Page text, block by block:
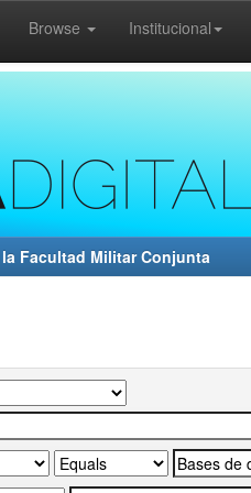
Browse Institucional
Facultad Militar Conjunta